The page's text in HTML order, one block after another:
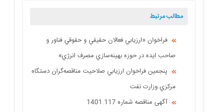
مطالب مرتبط
فراخوان «ارزيابي فعالان حقيقي و حقوقي فناور و
صاحب ايده در حوزه بهينه‌سازي مصرف انرژي»
پنجمين فراخوان ارزيابي صلاحيت مناقصه‌گران دستگاه
مركزي وزارت نفت
آگهی مناقصه شماره 1401.117